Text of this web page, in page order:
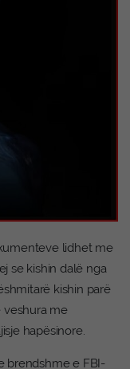
lidhet me
se kishin dalë nga
kishin parë
veshura me
hapësinore.
brendshme e FBI-